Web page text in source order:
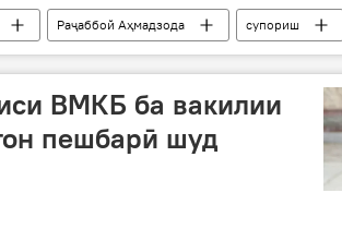
Раҷаббой Аҳмадзода
супориш
ВМКБ ба вакилии
пешбарӣ шуд